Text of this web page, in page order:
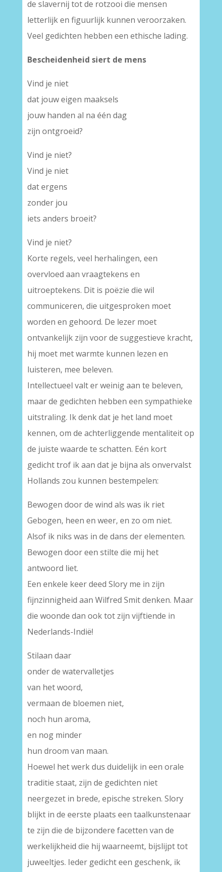
de slavernij tot de rotzooi die mensen
letterlijk en figuurlijk kunnen veroorzaken.
Veel gedichten hebben een ethische lading.
Bescheidenheid siert de mens
Vind je niet
dat jouw eigen maaksels
jouw handen al na één dag
zijn ontgroeid?
Vind je niet?
Vind je niet
dat ergens
zonder jou
iets anders broeit?
Vind je niet?
Korte regels, veel herhalingen, een
overvloed aan vraagtekens en
uitroeptekens. Dit is poëzie die wil
communiceren, die uitgesproken moet
worden en gehoord. De lezer moet
ontvankelijk zijn voor de suggestieve kracht,
hij moet met warmte kunnen lezen en
luisteren, mee beleven.
Intellectueel valt er weinig aan te beleven,
maar de gedichten hebben een sympathieke
uitstraling. Ik denk dat je het land moet
kennen, om de achterliggende mentaliteit op
de juiste waarde te schatten. Eén kort
gedicht trof ik aan dat je bijna als onvervalst
Hollands zou kunnen bestempelen:
Bewogen door de wind als was ik riet
Gebogen, heen en weer, en zo om niet.
Alsof ik niks was in de dans der elementen.
Bewogen door een stilte die mij het
antwoord liet.
Een enkele keer deed Slory me in zijn
fijnzinnigheid aan Wilfred Smit denken. Maar
die woonde dan ook tot zijn vijftiende in
Nederlands-Indië!
Stilaan daar
onder de watervalletjes
van het woord,
vermaan de bloemen niet,
noch hun aroma,
en nog minder
hun droom van maan.
Hoewel het werk dus duidelijk in een orale
traditie staat, zijn de gedichten niet
neergezet in brede, epische streken. Slory
blijkt in de eerste plaats een taalkunstenaar
te zijn die de bijzondere facetten van de
werkelijkheid die hij waarneemt, bijslijpt tot
juweeltjes. Ieder gedicht een geschenk, ik